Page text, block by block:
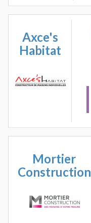
Axce's
Habitat
Mortier
Construction